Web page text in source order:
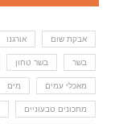
אבקת שום אורגנו
בשר בשר טחון
מאכלי עמים מים
מתכונים טבעוניים